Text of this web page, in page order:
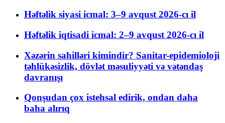
Həftəlik siyasi icmal: 3–9 avqust 2026-cı il
Həftəlik iqtisadi icmal: 2–9 avqust 2026-cı il
Xəzərin sahilləri kimindir? Sanitar-epidemioloji
təhlükəsizlik, dövlət məsuliyyəti və vətəndaş
davranışı
Qonşudan çox istehsal edirik, ondan daha
baha alırıq